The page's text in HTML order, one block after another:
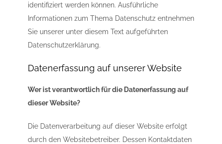
identifiziert werden können. Ausführliche
Informationen zum Thema Datenschutz entnehmen
Sie unserer unter diesem Text aufgeführten
Datenschutzerklärung.
Datenerfassung auf unserer Website
Wer ist verantwortlich für die Datenerfassung auf
dieser Website?
Die Datenverarbeitung auf dieser Website erfolgt
durch den Websitebetreiber. Dessen Kontaktdaten